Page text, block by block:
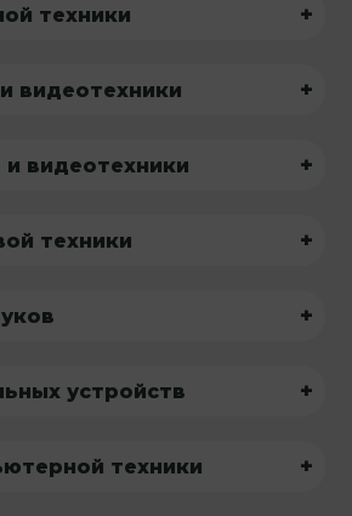
техники +
видеотехники +
и видеотехники +
техники +
+
устройств +
техники +